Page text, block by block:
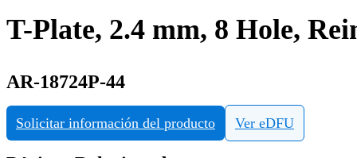
T-Plate, 2.4 mm, 8 Hole,
AR-18724P-44
Solicitar información del producto Ver eDFU